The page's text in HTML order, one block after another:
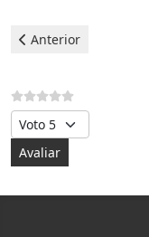
Artigo anterior: Beko
Anterior
Avalie, por favor